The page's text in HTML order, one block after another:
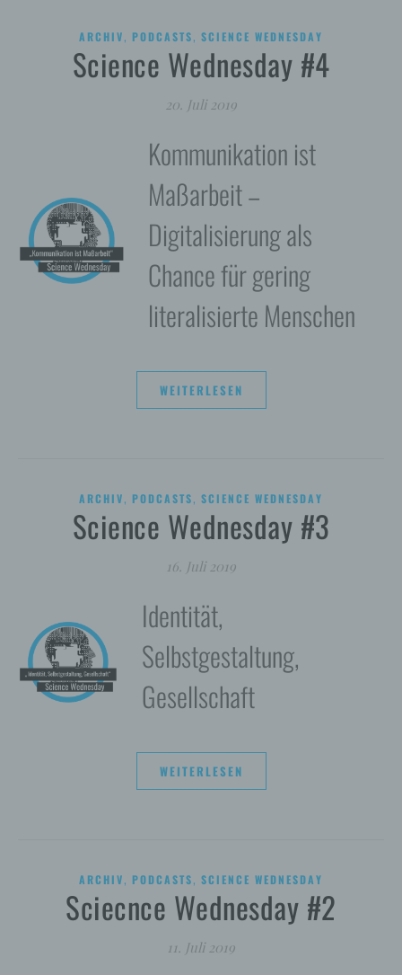
ARCHIV, PODCASTS, SCIENCE WEDNESDAY
Science Wednesday #4
20. Juli 2019
Kommunikation ist
Maßarbeit –
Digitalisierung als
Chance für gering
literalisierte Menschen
WEITERLESEN
ARCHIV, PODCASTS, SCIENCE WEDNESDAY
Science Wednesday #3
16. Juli 2019
Identität,
Selbstgestaltung,
Gesellschaft
WEITERLESEN
ARCHIV, PODCASTS, SCIENCE WEDNESDAY
Sciecnce Wednesday #2
11. Juli 2019